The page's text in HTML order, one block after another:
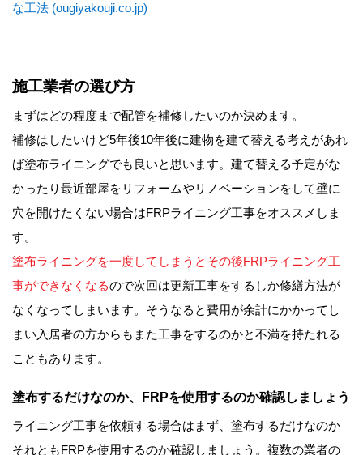
な工法 (ougiyakouji.co.jp)
施工業者の選び方
まずはどの程度まで配管を補修したいのか決めます。
補修はしたいけど5年後10年後に建物を建て替える考えがあれ
ば塗布ライニングでも良いと思います。建て替える予定がな
かったり最近部屋をリフォームやリノベーションをして壁に
穴を開けたくない場合はFRPライニング工事をオススメしま
す。
塗布ライニングを一度してしまうとその後FRPライニング工
事ができなくなるので次回は更新工事をするしか修繕方法が
なくなってしまいます。そうなると費用が余計にかかってし
まい入居者の方からもまた工事をするのかと不満を持たれる
こともあります。
塗布するだけなのか、FRPを使用するのか確認しましょう
ライニング工事を依頼する場合はまず、塗布するだけなのか
それともFRPを使用するのか確認しましょう。複数の業者の